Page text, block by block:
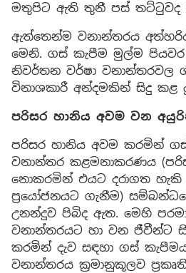
මතුපිට ඇති තුනී පස් තට්ටුවද
ඇත්තෙන්ම වනාන්තරය
මෙනි. ගස් කැපීම මුල්ම
නිවර්තන වර්ෂා වනාන්තරවල
විනාශකාරී අන්දමකින් සිදු කළ
පරිසර හානිය අවම වන
පරිසර හානිය අවම කරමින්
වනාන්තර කළමනාකරණය
නොකරමින් එයට දරාගත
ප්‍රයෝජනයට ගැනීම)
උනන්දුව පිබිද ඇත. මෙහි
වනාන්තරයට හා වන ජීවීන්ට
කරමින් දැව සඳහා ගස්
වනාන්තරය ක්‍රමානුකූලව